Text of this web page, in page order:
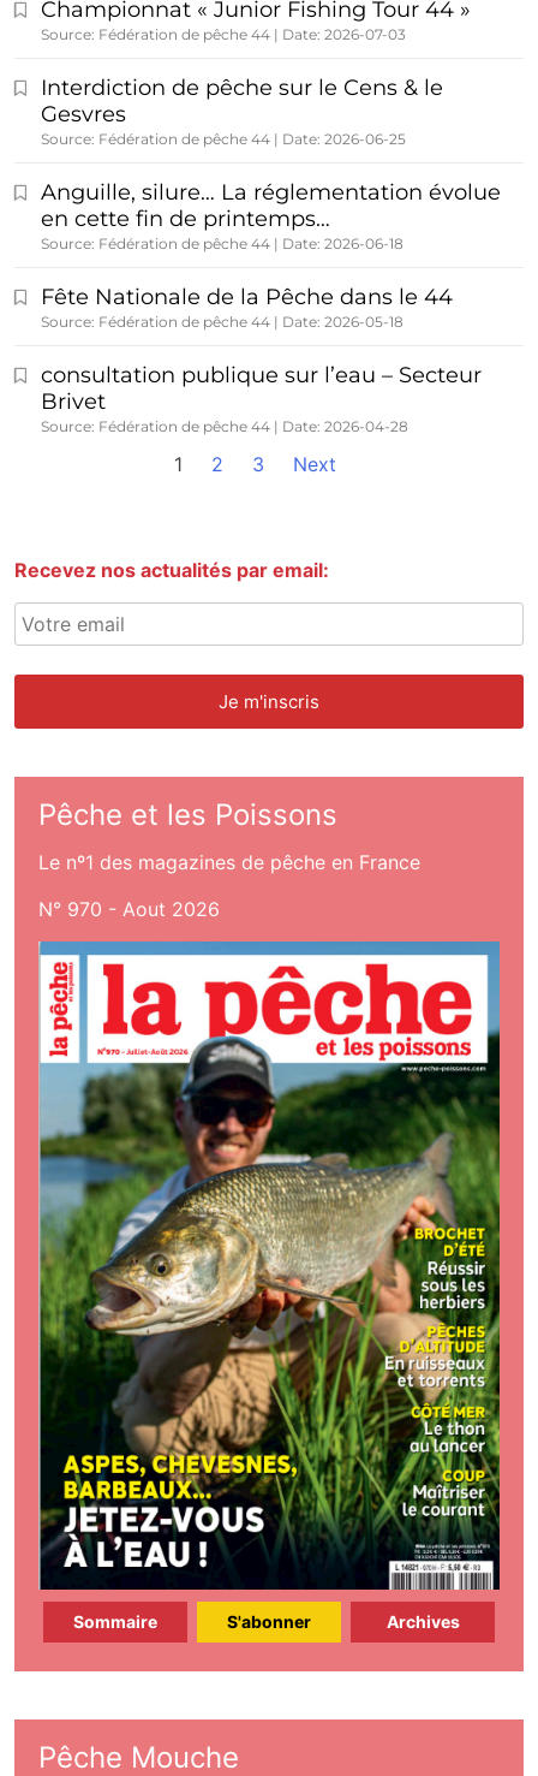
Championnat « Junior Fishing Tour 44 »
Source: Fédération de pêche 44 Date: 2026-07-03
Interdiction de pêche sur le Cens & le
Gesvres
Source: Fédération de pêche 44 Date: 2026-06-25
Anguille, silure… La réglementation évolue
en cette fin de printemps…
Source: Fédération de pêche 44 Date: 2026-06-18
Fête Nationale de la Pêche dans le 44
Source: Fédération de pêche 44 Date: 2026-05-18
consultation publique sur l’eau – Secteur
Brivet
Source: Fédération de pêche 44 Date: 2026-04-28
1 2 3 Next
Recevez nos actualités par email:
Pêche et les Poissons
Le nº1 des magazines de pêche en France
N° 970 - Aout 2026
Sommaire S'abonner Archives
Pêche Mouche